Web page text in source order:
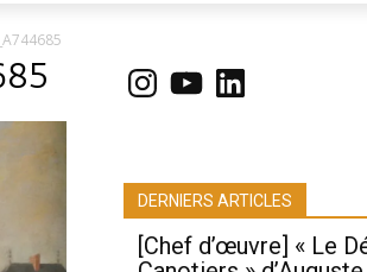
Instagram
YouTubeLinkedIn
DERNIERS ARTICLES
[Chef d’œuvre] « Le